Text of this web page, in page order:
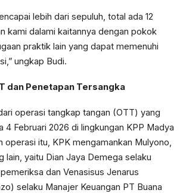
lebih dari sepuluh, total ada 12
kami dalami kaitannya dengan pokok
praktik lain yang dapat memenuhi
ungkap Budi.
dan Penetapan Tersangka
operasi tangkap tangan (OTT) yang
4 Februari 2026 di lingkungan KPP Madya
operasi itu, KPK mengamankan Mulyono,
lain, yaitu Dian Jaya Demega selaku
dan Venasisus Jenarus
selaku Manajer Keuangan PT Buana